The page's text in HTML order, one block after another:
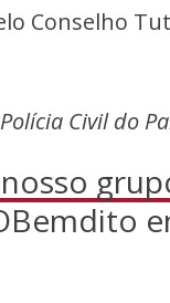
Conselho
Civil do